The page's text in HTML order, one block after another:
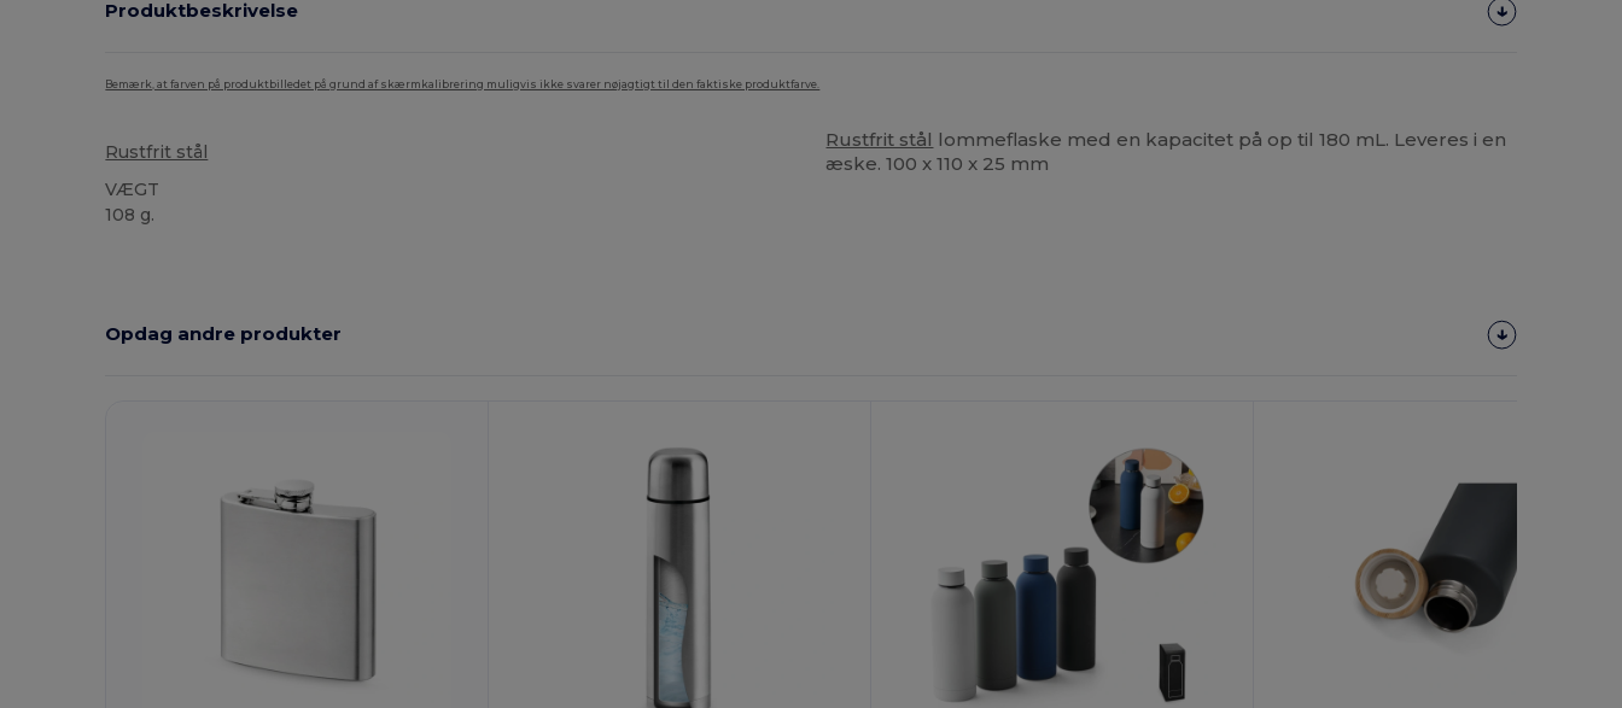
Produktbeskrivelse
Bemærk, at farven på produktbilledet på grund af skærmkalibrering muligvis ikke svarer nøjagtigt til den faktiske produktfarve.
Rustfrit stål
VÆGT
108 g.
Rustfrit stål lommeflaske med en kapacitet på op til 180 mL. Leveres i en
æske. 100 x 110 x 25 mm
Opdag andre produkter
Tilpas